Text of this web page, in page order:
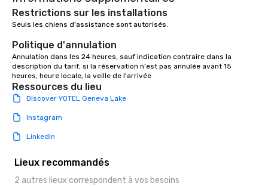
Restrictions sur les installations
Seuls les chiens d'assistance sont autorisés.
Politique d'annulation
Annulation dans les 24 heures, sauf indication contraire dans la
description du tarif, si la réservation n'est pas annulée avant 15
heures, heure locale, la veille de l'arrivée
Ressources du lieu
Discover YOTEL Geneva Lake
Instagram
LinkedIn
Lieux recommandés
2 autres lieux correspondent à vos besoins